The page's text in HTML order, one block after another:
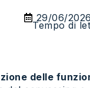
29/06/2026
Tempo di
delle